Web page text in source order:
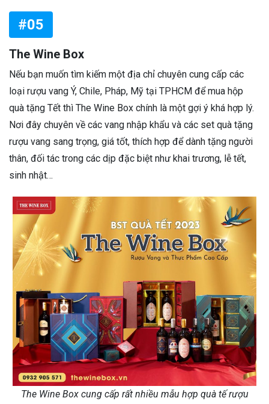
#05
The Wine Box
Nếu bạn muốn tìm kiếm một địa chỉ chuyên cung cấp các
loại rượu vang Ý, Chile, Pháp, Mỹ tại TPHCM để mua hộp
quà tặng Tết thì The Wine Box chính là một gợi ý khá hợp lý.
Nơi đây chuyên về các vang nhập khẩu và các set quà tặng
rượu vang sang trọng, giá tốt, thích hợp để dành tặng người
thân, đối tác trong các dịp đặc biệt như khai trương, lễ tết,
sinh nhật…
The Wine Box cung cấp rất nhiều mẫu hợp quà tế rượu